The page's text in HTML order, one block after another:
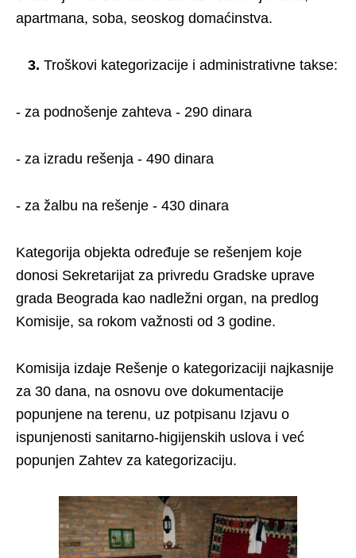
apartmana, soba, seoskog domaćinstva.
3. Troškovi kategorizacije i administrativne takse:
- za podnošenje zahteva - 290 dinara
- za izradu rešenja - 490 dinara
- za žalbu na rešenje - 430 dinara
Kategorija objekta određuje se rešenjem koje
donosi Sekretarijat za privredu Gradske uprave
grada Beograda kao nadležni organ, na predlog
Komisije, sa rokom važnosti od 3 godine.
Komisija izdaje Rešenje o kategorizaciji najkasnije
za 30 dana, na osnovu ove dokumentacije
popunjene na terenu, uz potpisanu Izjavu o
ispunjenosti sanitarno-higijenskih uslova i već
popunjen Zahtev za kategorizaciju.